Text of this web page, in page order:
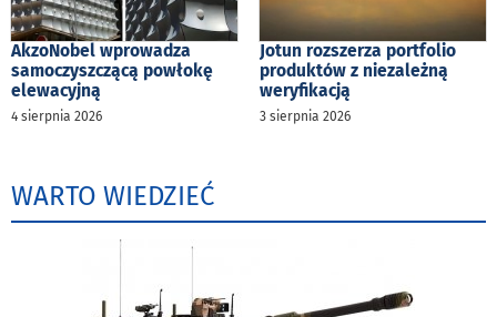
AkzoNobel wprowadza
samoczyszczącą powłokę
elewacyjną
4 sierpnia 2026
Jotun rozszerza portfolio
produktów z niezależną
weryfikacją
3 sierpnia 2026
WARTO WIEDZIEĆ